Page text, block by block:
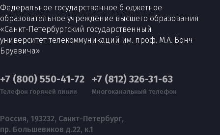
Федеральное государственное бюджетное
образовательное учреждение высшего образования
«Санкт-Петербургский государственный
университет телекоммуникаций им. проф. М.А. Бонч-
Бруевича»
+7 (800) 550-41-72
Телефон горячей линии
+7 (812) 326-31-63
Многоканальный телефон
Россия, 193232, Санкт-Петербург,
пр. Большевиков д.22, к.1